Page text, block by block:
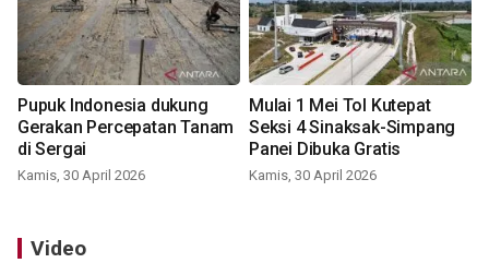
Pupuk Indonesia dukung
Gerakan Percepatan Tanam
di Sergai
Kamis, 30 April 2026
Mulai 1 Mei Tol Kutepat
Seksi 4 Sinaksak-Simpang
Panei Dibuka Gratis
Kamis, 30 April 2026
Video